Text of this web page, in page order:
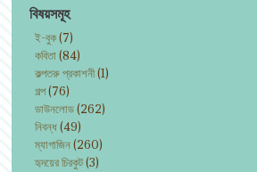
বিষয়সমূহ
ই-বুক(7)
কবিতা(84)
কল্পতরু প্রকাশনী(1)
গল্প(76)
ডাউনলোড(262)
নিবন্ধ(49)
ম্যাগাজিন(260)
হৃদয়ের চিরকুট(3)